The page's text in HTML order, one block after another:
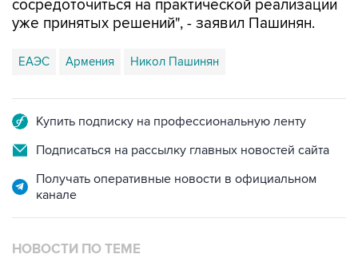
ЕАЭС Армения Никол Пашинян
Подписаться на рассылку главных новостей сайта
Получать оперативные новости в официальном
НОВОСТИ ПО ТЕМЕ
30 июля 12:28